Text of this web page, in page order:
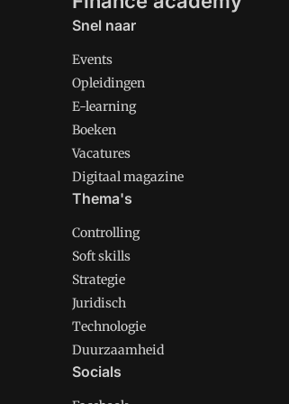
Snel naar
Events
Opleidingen
E-learning
Boeken
Vacatures
Digitaal magazine
Thema's
Controlling
Soft skills
Strategie
Juridisch
Technologie
Duurzaamheid
Socials